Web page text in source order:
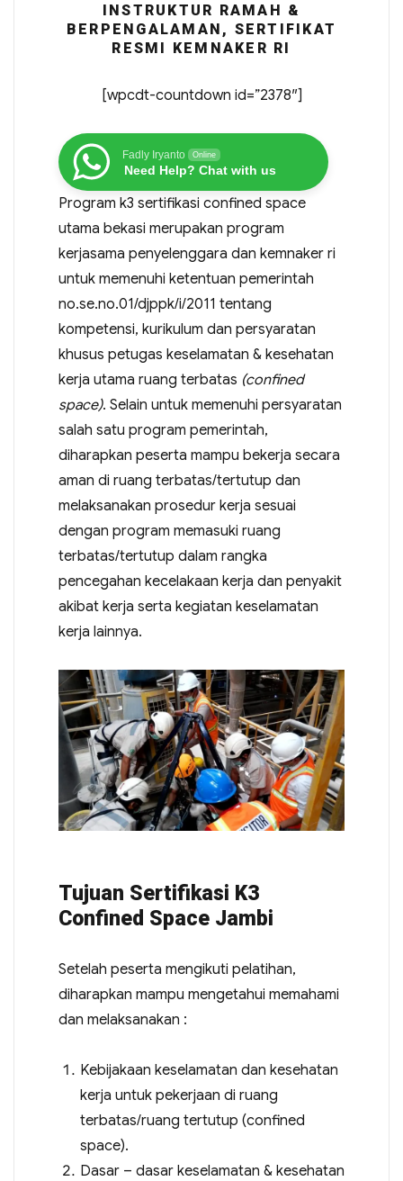
INSTRUKTUR RAMAH &
BERPENGALAMAN, SERTIFIKAT
RESMI KEMNAKER RI
[wpcdt-countdown id=”2378″]
Fadly Iryanto Online
Need Help? Chat with us
Program k3 sertifikasi confined space
utama bekasi merupakan program
kerjasama penyelenggara dan kemnaker ri
untuk memenuhi ketentuan pemerintah
no.se.no.01/djppk/i/2011 tentang
kompetensi, kurikulum dan persyaratan
khusus petugas keselamatan & kesehatan
kerja utama ruang terbatas (confined
space). Selain untuk memenuhi persyaratan
salah satu program pemerintah,
diharapkan peserta mampu bekerja secara
aman di ruang terbatas/tertutup dan
melaksanakan prosedur kerja sesuai
dengan program memasuki ruang
terbatas/tertutup dalam rangka
pencegahan kecelakaan kerja dan penyakit
akibat kerja serta kegiatan keselamatan
kerja lainnya.
Tujuan Sertifikasi K3
Confined Space Jambi
Setelah peserta mengikuti pelatihan,
diharapkan mampu mengetahui memahami
dan melaksanakan :
Kebijakaan keselamatan dan kesehatan
kerja untuk pekerjaan di ruang
terbatas/ruang tertutup (confined
space).
Dasar – dasar keselamatan & kesehatan